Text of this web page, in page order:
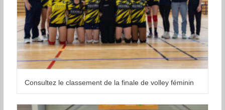
Consultez le classement de la finale de volley féminin